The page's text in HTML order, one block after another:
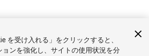
ナレッジベース フォーラム
用規約 法律関連
プライバシーポリシー
を受け入れる」をクリックすると、
ンを強化し、サイトの使用状況を分